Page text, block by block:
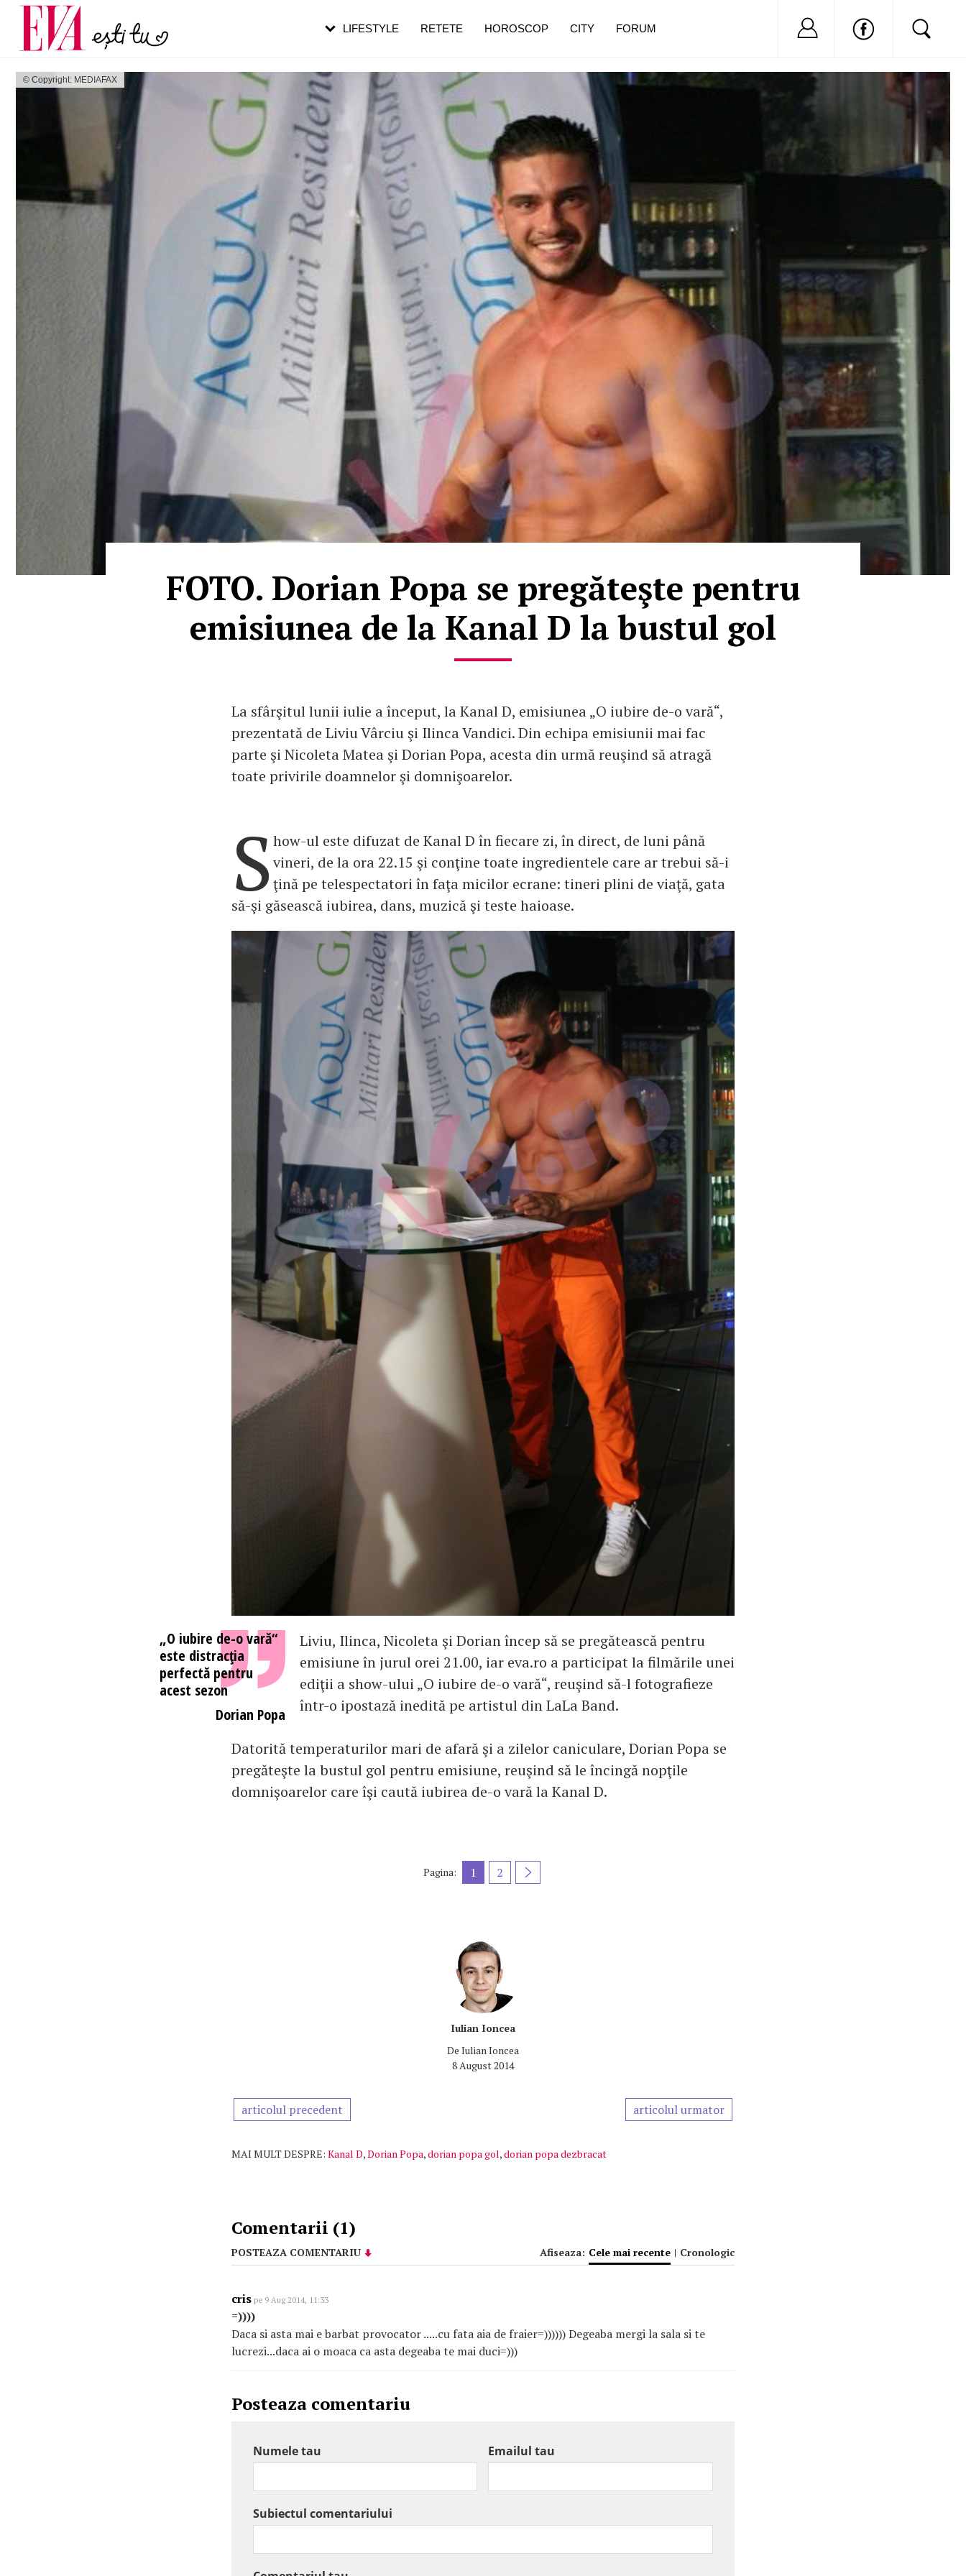
© Copyright: MEDIAFAX
FOTO. Dorian Popa se pregăteşte pentru
emisiunea de la Kanal D la bustul gol
La sfârşitul lunii iulie a început, la Kanal D, emisiunea „O iubire de-o vară“,
prezentată de Liviu Vârciu şi Ilinca Vandici. Din echipa emisiunii mai fac
parte şi Nicoleta Matea şi Dorian Popa, acesta din urmă reuşind să atragă
toate privirile doamnelor şi domnişoarelor.
S how-ul este difuzat de Kanal D în fiecare zi, în direct, de luni până
vineri, de la ora 22.15 şi conţine toate ingredientele care ar trebui să-i
ţină pe telespectatori în faţa micilor ecrane: tineri plini de viaţă, gata
să-şi găsească iubirea, dans, muzică şi teste haioase.
„O iubire de-o vară“
este distracţia
perfectă pentru
acest sezon
Dorian Popa
Liviu, Ilinca, Nicoleta şi Dorian încep să se pregătească pentru
emisiune în jurul orei 21.00, iar eva.ro a participat la filmările unei
ediţii a show-ului „O iubire de-o vară“, reuşind să-l fotografieze
într-o ipostază inedită pe artistul din LaLa Band.
Datorită temperaturilor mari de afară şi a zilelor caniculare, Dorian Popa se
pregăteşte la bustul gol pentru emisiune, reuşind să le încingă nopţile
domnişoarelor care îşi caută iubirea de-o vară la Kanal D.
Pagina: 1 2
Iulian Ioncea
De Iulian Ioncea
8 August 2014
articolul precedent articolul urmator
MAI MULT DESPRE: Kanal D,Dorian Popa,dorian popa gol,dorian popa dezbracat
Comentarii (1)
POSTEAZA COMENTARIU Afiseaza: Cele mai recente | Cronologic
cris pe 9 Aug 2014, 11:33
=))))
Daca si asta mai e barbat provocator .....cu fata aia de fraier=)))))) Degeaba mergi la sala si te
lucrezi...daca ai o moaca ca asta degeaba te mai duci=)))
Posteaza comentariu
Numele tau Emailul tau
Subiectul comentariului
LIFESTYLE RETETE HOROSCOP CITY FORUM Nu ai cont?
Carieră
Actualitate
pe măsură ce înaintezi în vârstă